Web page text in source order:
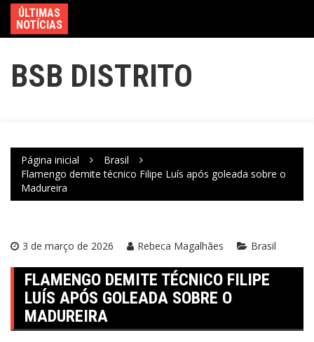
ÚLTIMAS
NOTÍCIAS
BSB DISTRITO
Página inicial
Brasil
Flamengo demite técnico Filipe Luís após goleada sobre o
Madureira
3 de março de 2026 Rebeca Magalhães Brasil
FLAMENGO DEMITE TÉCNICO FILIPE
LUÍS APÓS GOLEADA SOBRE O
MADUREIRA